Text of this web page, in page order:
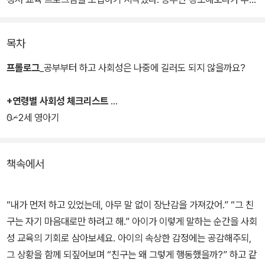
늘 당해서 걱정된다면, 학습 능력보다 먼저 아이의 사회성부터 키워
주자. 정서적으로 안정되고 건강한 관계 속에서 자라난 아이는 자기
유아교육과 아동발달 분야의 석학이자 20년 넘게 유·초등 아이들을
는 실용적인 방법들을 이 책을 통해 소개한다. 부모조차 어려워 알려
의 실전 가이드를 지금부터 만나보자.
목차
프롤로그 _공부부터 하고 사회성은 나중에 길러도 되지 않을까요?
+연령별 사회성 체크리스트
0~2세 영아기
책속에서
“내가 먼저 하고 있었는데, 아무 말 없이 장난감을 가져갔어.” “그 친
구는 자기 마음대로만 하려고 해.” 아이가 이렇게 말하는 순간을 사회
성 교육의 기회로 삼아보세요. 아이의 속상한 감정에는 공감해주되,
그 상황을 함께 되짚어보며 “친구는 왜 그렇게 행동했을까?” 하고 같